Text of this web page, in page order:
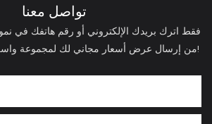
تواصل معنا
فقط اترك بريدك الإلكتروني أو رقم هاتفك في
من إرسال عرض أسعار مجاني لك لمجموعة واسعة من التصميمات لدينا!